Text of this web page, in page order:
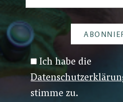
Ich habe die
stimme zu.